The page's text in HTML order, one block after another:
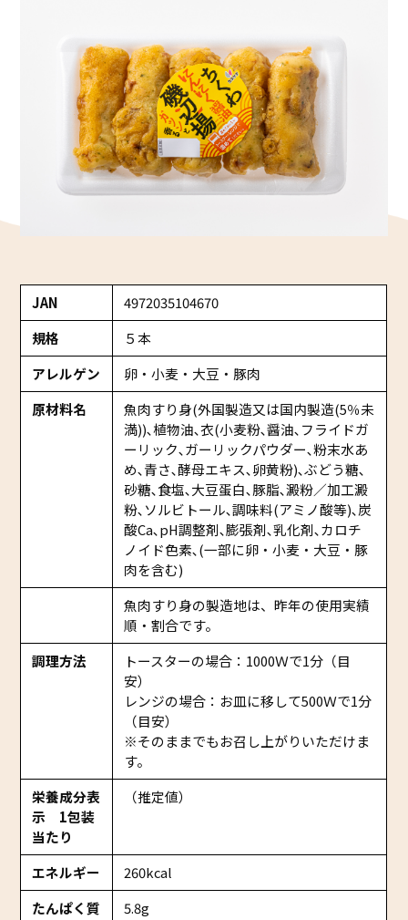
リニューアル中
JAN
4972035104670
規格
５本
アレルゲン
卵・小麦・大豆・豚肉
原材料名
魚肉すり身(外国製造又は国内製造(5％未
満))､植物油､衣(小麦粉､醤油､フライドガ
ーリック､ガーリックパウダー､粉末水あ
め､青さ､酵母エキス､卵黄粉)､ぶどう糖､
砂糖､食塩､大豆蛋白､豚脂､澱粉／加工澱
粉､ソルビトール､調味料(アミノ酸等)､炭
酸Ca､pH調整剤､膨張剤､乳化剤､カロチ
ノイド色素､(一部に卵・小麦・大豆・豚
肉を含む)
魚肉すり身の製造地は、昨年の使用実績
順・割合です。
調理方法
トースターの場合：1000Ｗで1分（目
安）
レンジの場合：お皿に移して500Ｗで1分
（目安）
※そのままでもお召し上がりいただけま
す。
栄養成分表
示 1包装
当たり
（推定値）
エネルギー
260kcal
たんぱく質
5.8g